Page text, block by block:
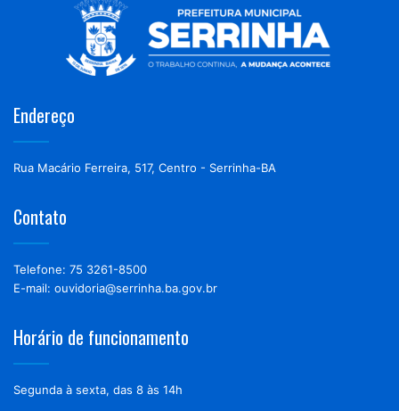
Endereço
Rua Macário Ferreira, 517, Centro - Serrinha-BA
Contato
Telefone: 75 3261-8500
E-mail: ouvidoria@serrinha.ba.gov.br
Horário de funcionamento
Segunda à sexta, das 8 às 14h